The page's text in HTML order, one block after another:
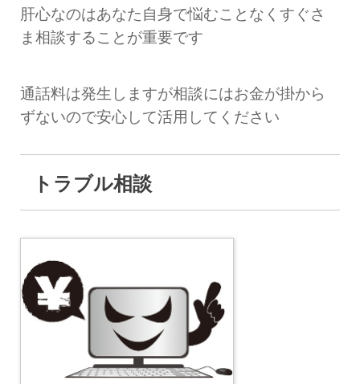
肝心なのはあなた自身で悩むことなくすぐさ
ま相談することが重要です
通話料は発生しますが相談にはお金が掛から
ずないので安心して活用してください
トラブル相談